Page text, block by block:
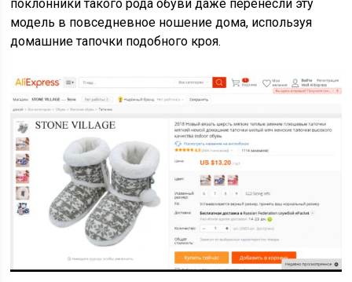
поклонники такого рода обуви даже перенесли эту
модель в повседневное ношение дома, используя
домашние тапочки подобного кроя.